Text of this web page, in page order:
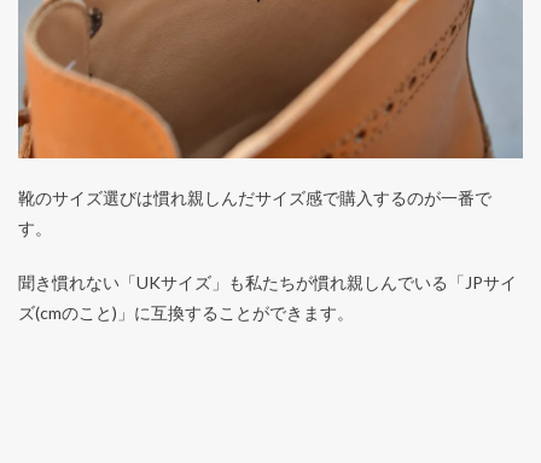
靴のサイズ選びは慣れ親しんだサイズ感で購入するのが一番で
す。
聞き慣れない「UKサイズ」も私たちが慣れ親しんでいる「JPサイ
ズ(cmのこと)」に互換することができます。